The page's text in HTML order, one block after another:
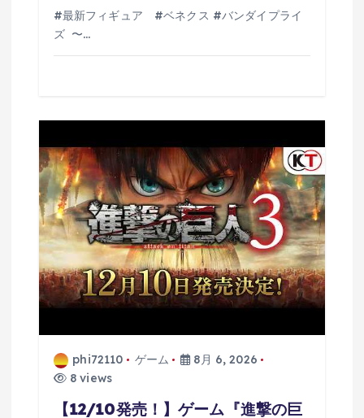
#最新フィギュア #ベネクス #バンダイプライ
ズ 〜…
phi72110 ゲーム
8月 6, 2026
8 views
【12/10発売！】ゲーム『進撃の巨